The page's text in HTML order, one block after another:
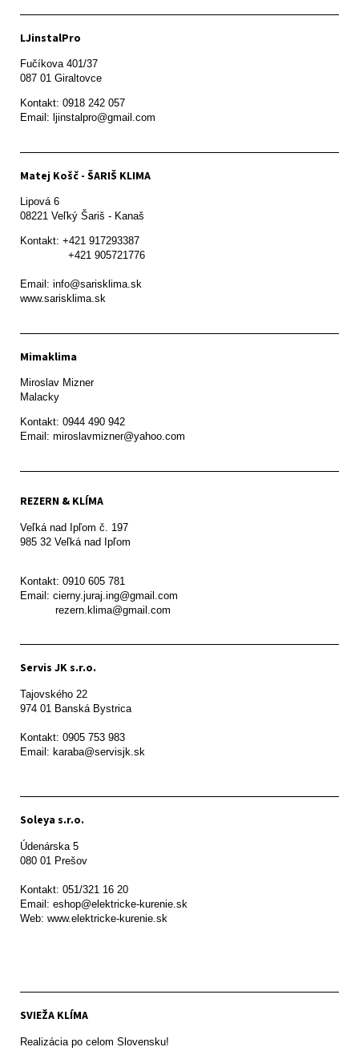
LJinstalPro
Fučíkova 401/37
087 01 Giraltovce
Kontakt: 0918 242 057
Email: ljinstalpro@gmail.com
Matej Košč - ŠARIŠ KLIMA
Lipová 6
08221 Veľký Šariš - Kanaš
Kontakt: +421 917293387
Email: info@sarisklima.sk
www.sarisklima.sk
Mimaklima
Miroslav Mizner
Malacky
Kontakt: 0944 490 942
REZERN & KLÍMA
Veľká nad Ipľom č. 197
985 32 Veľká nad Ipľom
Kontakt: 0910 605 781
Email: cierny.juraj.ing@gmail.com
           rezern.klima@gmail.com
Servis JK s.r.o.
Tajovského 22
974 01 Banská Bystrica
Kontakt: 0905 753 983
Email: karaba@servisjk.sk
Soleya s.r.o.
Údenárska 5
080 01 Prešov
Kontakt: 051/321 16 20
Email: eshop@elektricke-kurenie.sk
Web: www.elektricke-kurenie.sk
SVIEŽA KLÍMA
Realizácia po celom Slovensku!